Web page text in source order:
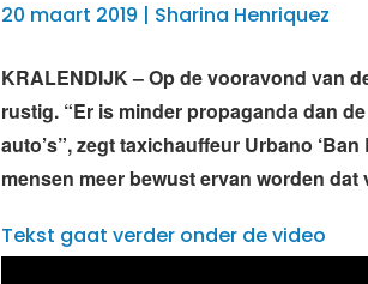
20 maart 2019 | Sharina Henriquez
KRALENDIJK – Op de vooravond van
rustig. “Er is minder propaganda dan
auto’s”, zegt taxichauffeur Urbano
mensen meer bewust ervan worden
Tekst gaat verder onder de video